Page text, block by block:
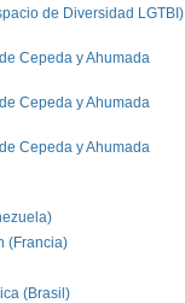
de Diversidad LGTBI)
Cepeda y Ahumada
Cepeda y Ahumada
Cepeda y Ahumada
(Francia)
(Brasil)